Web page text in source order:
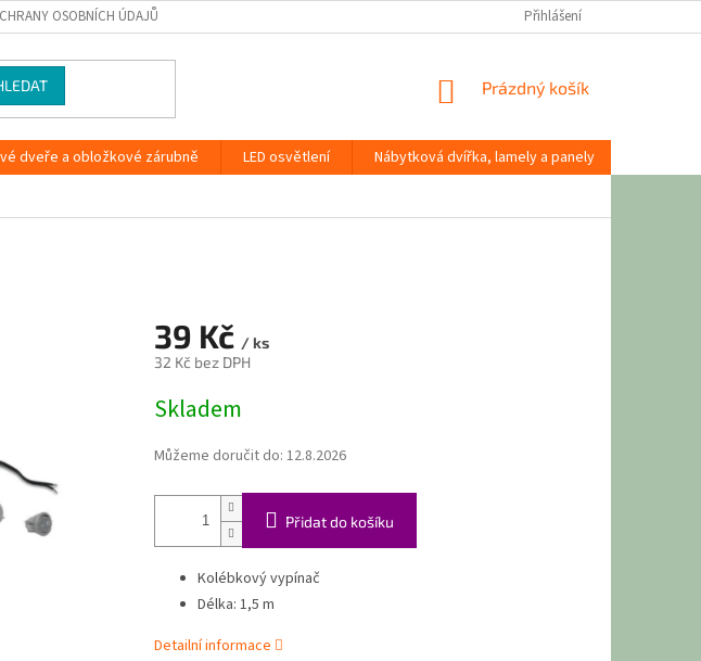
OSOBNÍCH ÚDAJŮ Přihlášení
NÁKUPNÍ
Prázdný košík
dveře a obložkové zárubně LED osvětlení Nábytková dvířka, lamely a panely
39 Kč / ks
32 Kč bez DPH
cena:
Skladem
Můžeme doručit do: 12.8.2026
Přidat do košíku
Kolébkový vypínač
Délka: 1,5 m
Detailní informace